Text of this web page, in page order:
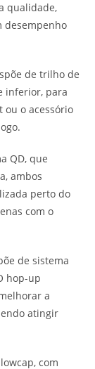
qualidade,
desempenho
de trilho de
inferior, para
ou o acessório
QD, que
ambos
perto do
com o
de sistema
hop-up
a
atingir
com